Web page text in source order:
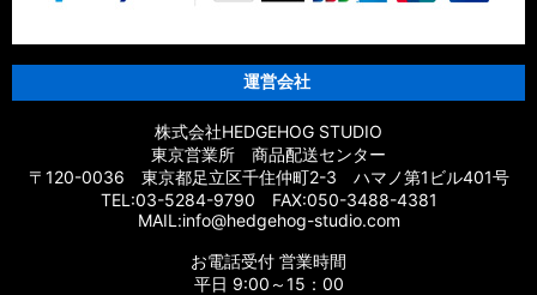
運営会社
株式会社HEDGEHOG STUDIO
東京営業所 商品配送センター
〒120-0036 東京都足立区千住仲町2-3 ハマノ第1ビル401号
TEL:03-5284-9790 FAX:050-3488-4381
MAIL:info@hedgehog-studio.com
お電話受付 営業時間
平日 9:00～15：00